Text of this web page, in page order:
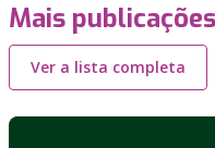
Mais
Ver a lista completa